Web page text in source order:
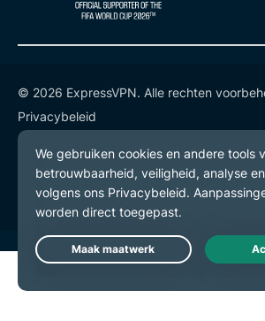
© 2026 ExpressVPN. Alle rechten
Privacybeleid
Gebruiksvoorwaarden
Cookievoorkeuren